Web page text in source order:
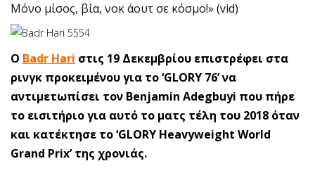
Μόνο μίσος, βία, νοκ άουτ σε κόσμο!» (vid)
O Badr Hari στις 19 Δεκεμβρίου επιστρέφει στα
ρινγκ προκειμένου για το ‘GLORY 76’ να
αντιμετωπίσει τον Benjamin Adegbuyi που πήρε
το εισιτήριο για αυτό το ματς τέλη του 2018 όταν
και κατέκτησε το ‘GLORY Heavyweight World
Grand Prix’ της χρονιάς.